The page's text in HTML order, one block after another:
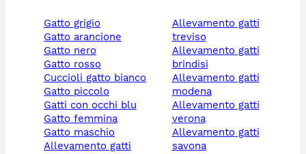
gatto grigio
gatto arancione
gatto nero
gatto rosso
cuccioli gatto bianco
gatto piccolo
gatti con occhi blu
gatto femmina
gatto maschio
allevamento gatti
allevamento gatti
treviso
allevamento gatti
brindisi
allevamento gatti
modena
allevamento gatti
verona
allevamento gatti
savona